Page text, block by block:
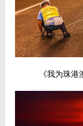
《我为珠